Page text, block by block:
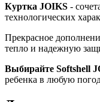
Куртка JOIKS -
технологических
Прекрасное
тепло и надежную
Выбирайте Softshell
ребенка в любую